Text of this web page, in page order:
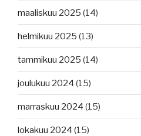
maaliskuu 2025 (14)
helmikuu 2025 (13)
tammikuu 2025 (14)
joulukuu 2024 (15)
marraskuu 2024 (15)
lokakuu 2024 (15)